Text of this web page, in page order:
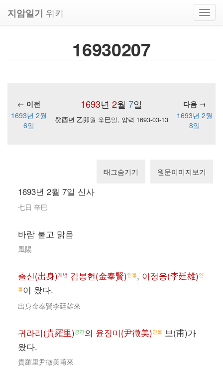
지암일기 위키
16930207
1693년 2월 7일
← 이전
다음 →
1693년 2월
6일
癸酉년 乙卯월 辛巳일, 양력 1693-03-13
1693년 2월
8일
태그숨기기 원문이미지보기
1693년 2월 7일 신사
七日 辛巳
바람 불고 맑음
風陽
출신(出身)개념 김봉현(金奉賢)인물, 이정웅(李廷雄)인
물이 왔다.
出身金奉賢李廷雄來
귀라리(貴羅里)공간의 윤징미(尹徵美)인물 보(甫)가
왔다.
貴羅里尹徵美甫來